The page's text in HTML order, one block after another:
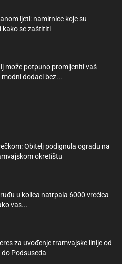
ljeti: namirnice koje su
kako se zaštititi
može potpuno promijeniti vaš
modni dodaci bez...
Obitelj podignula ogradu na
okretištu
u kolica natrpala 6000 vrećica
vas...
za uvođenje tramvajske linije od
Podsuseda